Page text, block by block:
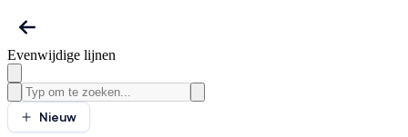
Evenwijdige lijnen
Nieuw